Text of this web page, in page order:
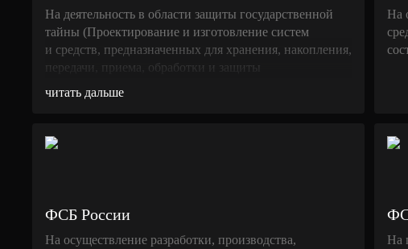
На деятельность в области защиты государственной
тайны (Проектирование и изготовление систем
и средств, предназначенных для хранения, накопления,
передачи, приема, обработки и защиты
криптозащиты) в загранучреждениях Российской
государственную тайну, или устанавливаемых
читать дальше
На
ФСБ России
На осуществление разработки, производства,
На